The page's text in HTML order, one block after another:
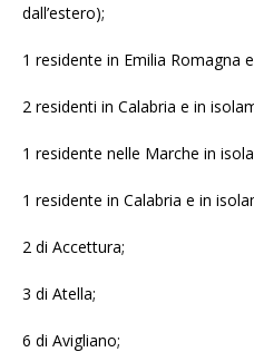
dall’estero);
1 residente in Emilia Romagna
2 residenti in Calabria e in
1 residente nelle Marche in
1 residente in Calabria e in
2 di Accettura;
3 di Atella;
6 di Avigliano;